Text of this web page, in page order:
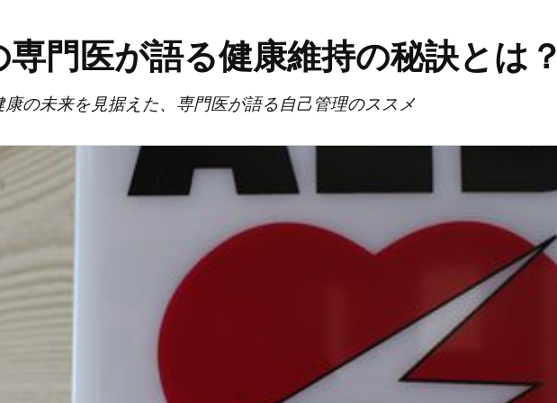
門医が語る健康維持の秘訣とは？
康の未来を見据えた、専門医が語る自己管理のススメ